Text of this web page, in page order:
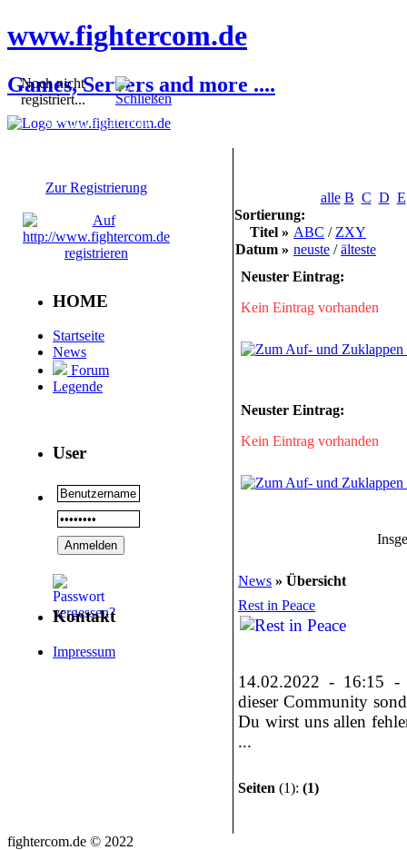
www.fightercom.de
Games, Servers and more ....
HOME
Startseite
News
Forum
Legende
User
Kontakt
Impressum
alle B C D E
Sortierung:
Titel » ABC / ZXY
Datum » neuste /älteste
Neuster Eintrag:
Kein Eintrag vorhanden
Neuster Eintrag:
Kein Eintrag vorhanden
News » Übersicht
Rest in Peace
14.02.2022 - 16:15
dieser Community
Du wirst uns allen
...
Seiten (1): (1)
fightercom.de © 2022
Noch nicht
registriert...
Sie sind noch nicht
Zur Registrierung